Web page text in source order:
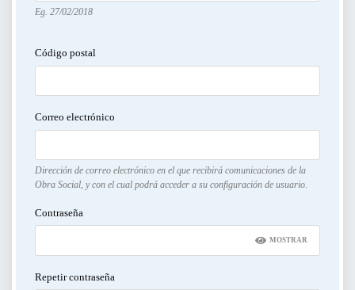
PRESENTACIONES
ARTICULOS Y VIDEOS
Eg. 27/02/2018
Código postal
Correo electrónico
Dirección de correo electrónico en el que recibirá comunicaciones de la
Obra Social, y con el cual podrá acceder a su configuración de usuario.
Contraseña
MOSTRAR
Repetir contraseña